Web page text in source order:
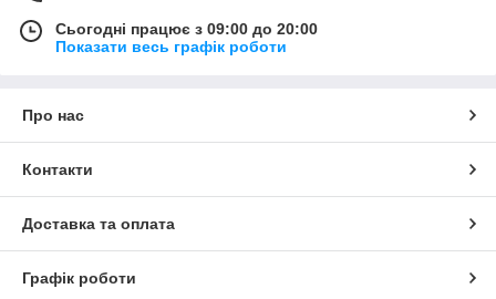
Сьогодні працює з 09:00 до 20:00
Показати весь графік роботи
Про нас
Контакти
Доставка та оплата
Графік роботи